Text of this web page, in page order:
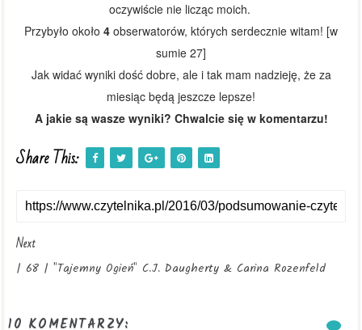
oczywiście nie licząc moich.
Przybyło około 4 obserwatorów, których serdecznie witam! [w
sumie 27]
Jak widać wyniki dość dobre, ale i tak mam nadzieję, że za
miesiąc będą jeszcze lepsze!
A jakie są wasze wyniki? Chwalcie się w komentarzu!
Share This:
Next
| 68 | "Tajemny Ogień" C.J. Daugherty & Carina Rozenfeld
10 KOMENTARZY: